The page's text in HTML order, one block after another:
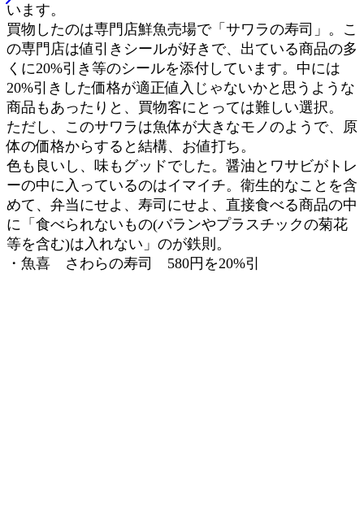
います。
買物したのは専門店鮮魚売場で「サワラの寿司」。こ
の専門店は値引きシールが好きで、出ている商品の多
くに20%引き等のシールを添付しています。中には
20%引きした価格が適正値入じゃないかと思うような
商品もあったりと、買物客にとっては難しい選択。
ただし、このサワラは魚体が大きなモノのようで、原
体の価格からすると結構、お値打ち。
色も良いし、味もグッドでした。醤油とワサビがトレ
ーの中に入っているのはイマイチ。衛生的なことを含
めて、弁当にせよ、寿司にせよ、直接食べる商品の中
に「食べられないもの(バランやプラスチックの菊花
等を含む)は入れない」のが鉄則。
・魚喜 さわらの寿司 580円を20%引